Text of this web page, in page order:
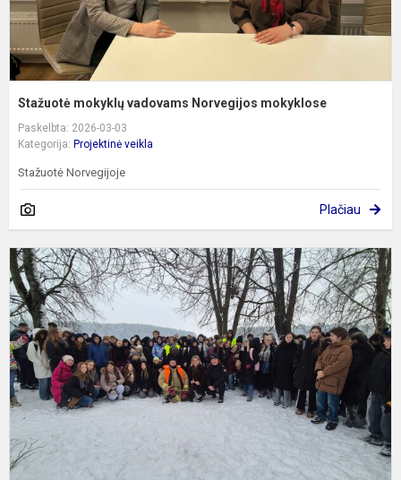
Stažuotė mokyklų vadovams Norvegijos mokyklose
Paskelbta: 2026-03-03
Kategorija: Projektinė veikla
Stažuotė Norvegijoje
Plačiau